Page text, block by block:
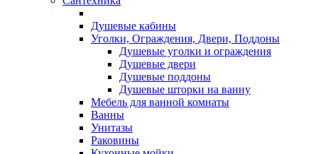
Душевые кабины
Уголки, Ограждения, Двери, Поддоны
Душевые уголки и ограждения
Душевые двери
Душевые поддоны
Душевые шторки на ванну
Мебель для ванной комнаты
Ванны
Унитазы
Раковины